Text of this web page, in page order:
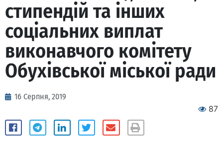
стипендій та інших
соціальних виплат
виконавчого комітету
Обухівської міської ради
16 Серпня, 2019
87